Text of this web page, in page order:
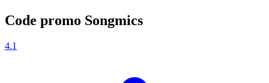
Code promo Songmics
4.1